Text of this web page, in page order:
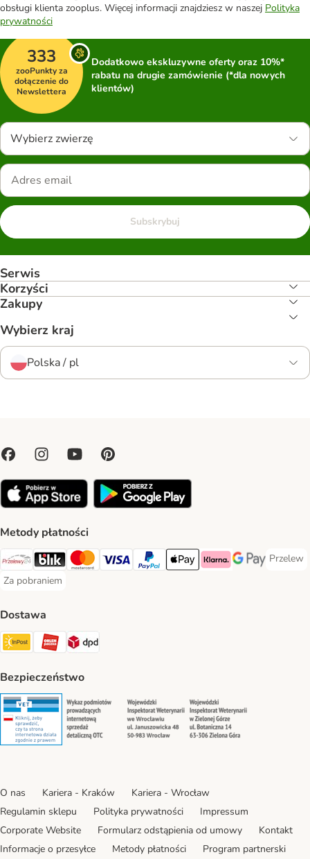
obsługi klienta zooplus. Więcej informacji znajdziesz w naszej Polityka
prywatności
333
zooPunkty za
dołączenie do
Newslettera
Dodatkowo ekskluzywne oferty oraz 10%*
rabatu na drugie zamówienie (*dla nowych
klientów)
Wybierz zwierzę
Subskrybuj
Serwis
Korzyści
Zakupy
Wybierz kraj
Polska / pl
Metody płatności
Przelewy24 Payment Method
Blik Payment Method
MasterCard Payment Method
Visa Payment Method
PayPal Payment Method
Apple Pay Payment Method
Klarna Payment Method
Google Pay
Przelew
Przelew
Za pobraniem
Za pobraniem Payment Method
Dostawa
Paczkomat® Shipping Method
ORLEN Paczka Shipping Method
DPD Shipping Method
Bezpieczeństwo
Security Security Security
O nas Kariera - Kraków
Kariera - Wrocław
Regulamin sklepu
Polityka prywatności
Impressum
Corporate Website
Formularz odstąpienia od umowy
Kontakt
Informacje o przesyłce
Metody płatności Program partnerski